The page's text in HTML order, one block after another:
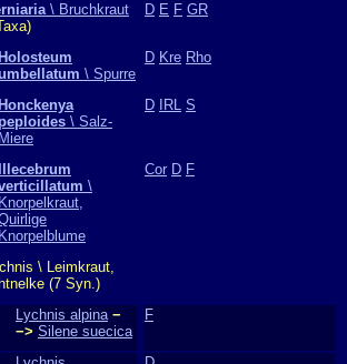
\ Bruchkraut
D E F GR
Holosteum
\ Spurre
D Kre Rho
Honckenya
peploides \ Salz-
Miere
D IRL S
Illecebrum
\
Knorpelkraut,
Knorpelblume
Cor D F
\ Leimkraut,
(7 Syn.)
Lychnis alpina −
−> Silene suecica
F